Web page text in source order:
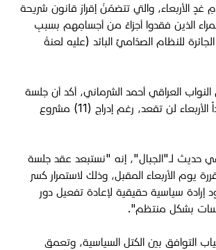
الأربعاء، والتي تتضمّنُ إقرارَ قانون شريحة
الذين فقدوا أجزاءً من أجسامِهم بسببِ
الجائرة للنظام الصدّاميِّ البائد (عليه لعنةُ
العراقي أحمد الشرماني، أكد أن جلسة
البرلمان المقرّرة غداً الأربعاء لن تقعد، رغم إدراج (11) مشروع
حديث لـ"الجبال"، إنه "نستبعد عقد جلسة
يوم الأربعاء المقبل، وذلك لاستمرار كسر
سياسية حقيقية لإعادة تفعيل دور
بشكل منتظم".
التوافق بين الكتل السياسية، وتعمق